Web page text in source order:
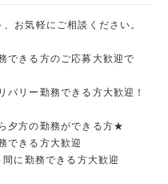
お気軽にご相談ください。
できる方のご応募大歓迎で
リー勤務できる方大歓迎！
夕方の勤務ができる方★
できる方大歓迎
に勤務できる方大歓迎